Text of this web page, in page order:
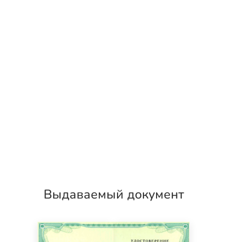
Выдаваемый документ